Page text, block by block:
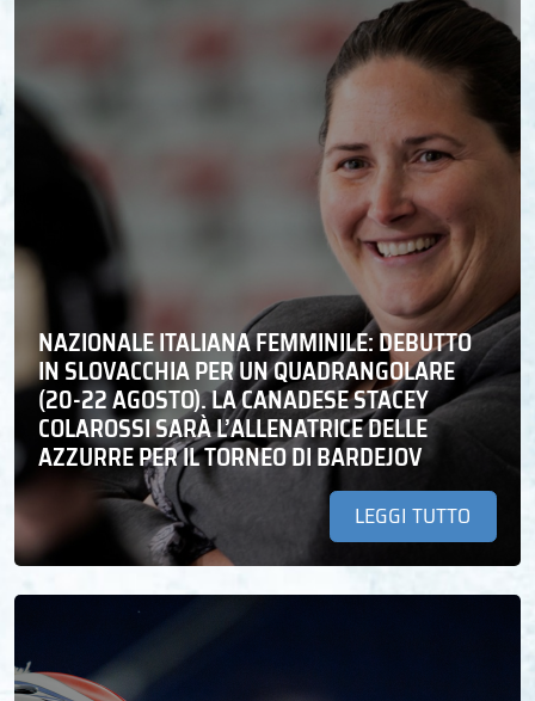
NAZIONALE ITALIANA FEMMINILE: DEBUTTO
IN SLOVACCHIA PER UN QUADRANGOLARE
(20-22 AGOSTO). LA CANADESE STACEY
COLAROSSI SARÀ L’ALLENATRICE DELLE
AZZURRE PER IL TORNEO DI BARDEJOV
LEGGI TUTTO